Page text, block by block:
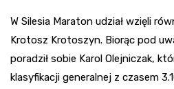
W Silesia Maraton udział wzięli
Krotosz Krotoszyn. Biorąc pod
poradził sobie Karol Olejniczak,
klasyfikacji generalnej z czasem